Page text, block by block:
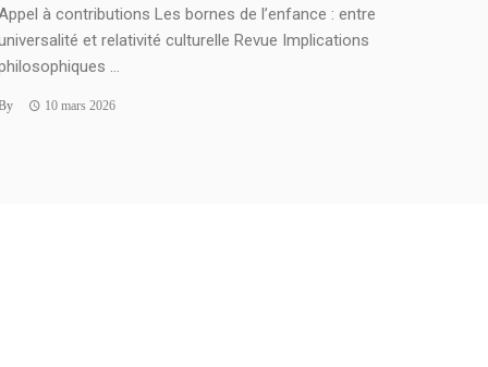
à contributions Les bornes de l’enfance : entre
et relativité culturelle Revue Implications
...
10 mars 2026